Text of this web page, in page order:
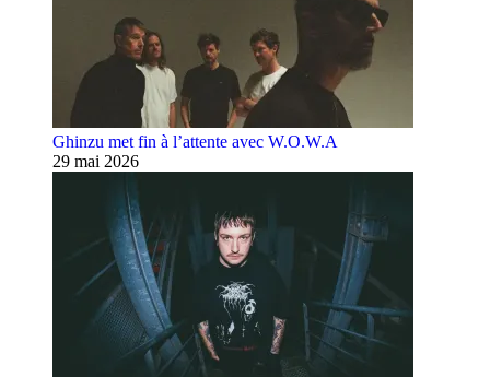
Ghinzu met fin à l’attente avec W.O.W.A
29 mai 2026